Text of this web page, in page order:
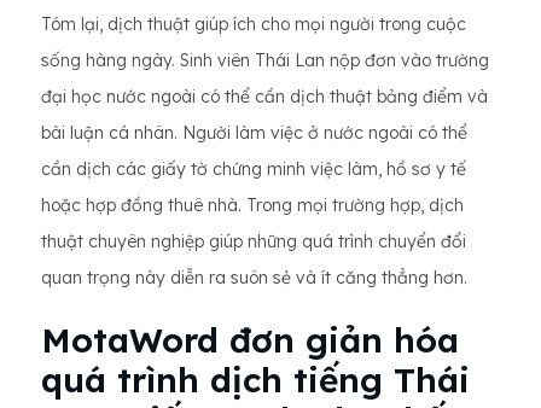
Tóm lại, dịch thuật giúp ích cho mọi người trong cuộc
sống hàng ngày. Sinh viên Thái Lan nộp đơn vào trường
đại học nước ngoài có thể cần dịch thuật bảng điểm và
bài luận cá nhân. Người làm việc ở nước ngoài có thể
cần dịch các giấy tờ chứng minh việc làm, hồ sơ y tế
hoặc hợp đồng thuê nhà. Trong mọi trường hợp, dịch
thuật chuyên nghiệp giúp những quá trình chuyển đổi
quan trọng này diễn ra suôn sẻ và ít căng thẳng hơn.
MotaWord đơn giản hóa
quá trình dịch tiếng Thái